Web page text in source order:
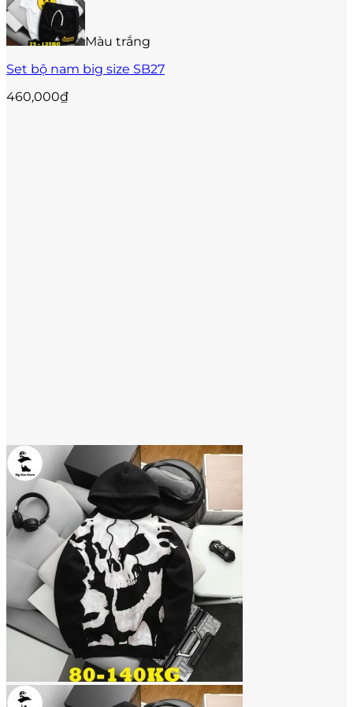
chọn
có
thể
chọn
trang
Màu trắng
Set bộ nam big size SB27
460,000₫